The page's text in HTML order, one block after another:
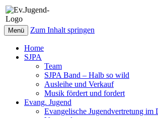
Menü Zum Inhalt springen
Home
SJPA
Team
SJPA Band – Halb so wild
Ausleihe und Verkauf
Musik fördert und fordert
Evang. Jugend
Evangelische Jugendvertretung im